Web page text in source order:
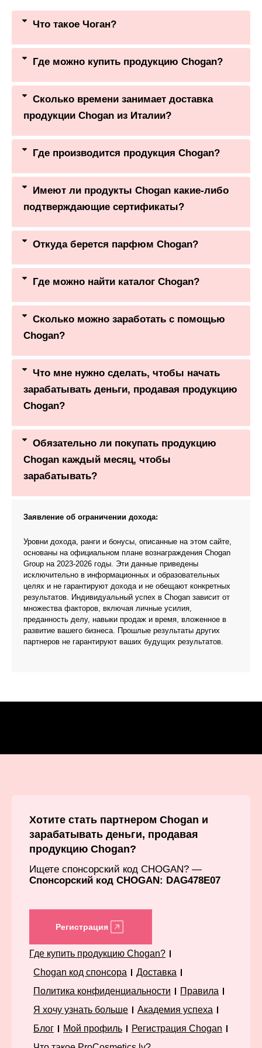
Что такое Чоган?
Где можно купить продукцию Chogan?
Сколько времени занимает доставка
продукции Chogan из Италии?
Где производится продукция Chogan?
Имеют ли продукты Chogan какие-либо
подтверждающие сертификаты?
Откуда берется парфюм Chogan?
Где можно найти каталог Chogan?
Сколько можно заработать с помощью
Chogan?
Что мне нужно сделать, чтобы начать
зарабатывать деньги, продавая продукцию
Chogan?
Обязательно ли покупать продукцию
Chogan каждый месяц, чтобы
зарабатывать?
Заявление об ограничении дохода:
Уровни дохода, ранги и бонусы, описанные на этом сайте,
основаны на официальном плане вознаграждения Chogan
Group на 2023-2026 годы. Эти данные приведены
исключительно в информационных и образовательных
целях и не гарантируют дохода и не обещают конкретных
результатов. Индивидуальный успех в Chogan зависит от
множества факторов, включая личные усилия,
преданность делу, навыки продаж и время, вложенное в
развитие вашего бизнеса. Прошлые результаты других
партнеров не гарантируют ваших будущих результатов.
Хотите стать партнером Chogan и
зарабатывать деньги, продавая
продукцию Chogan?
Ищете спонсорский код CHOGAN? —
Спонсорский код CHOGAN: DAG478E07
Регистрация
Где купить продукцию Chogan?
Chogan код спонсора
Доставка
Политика конфиденциальности
Правила
Я хочу узнать больше
Академия успеха
Блог
Мой профиль
Регистрация Chogan